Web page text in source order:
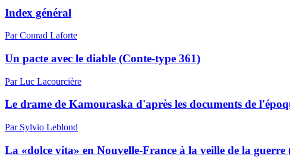
Index général
Par Conrad Laforte
Un pacte avec le diable (Conte-type 361)
Par Luc Lacourcière
Le drame de Kamouraska d'après les documents de
Par Sylvio Leblond
La «dolce vita» en Nouvelle-France à la veille de la guerre